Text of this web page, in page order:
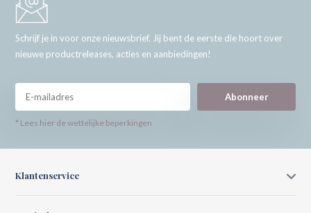
Schrijf je in voor onze nieuwsbrief. Jij bent de eerste die hoort over
nieuwe productreleases, acties en aanbiedingen!
Abonneer
* Lees hier de wettelijke beperkingen
Klantenservice